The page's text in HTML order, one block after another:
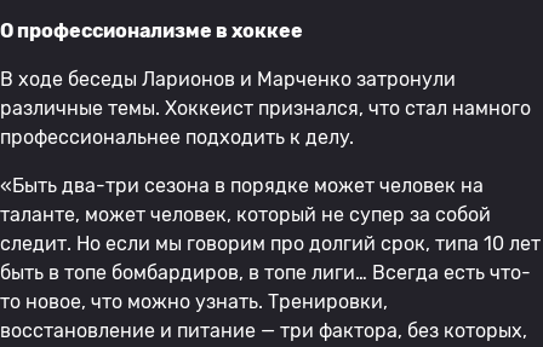
О профессионализме в хоккее
В ходе беседы Ларионов и Марченко затронули
различные темы. Хоккеист признался, что стал намного
профессиональнее подходить к делу.
«Быть два-три сезона в порядке может человек на
таланте, может человек, который не супер за собой
следит. Но если мы говорим про долгий срок, типа 10 лет
быть в топе бомбардиров, в топе лиги… Всегда есть что-
то новое, что можно узнать. Тренировки,
восстановление и питание — три фактора, без которых,